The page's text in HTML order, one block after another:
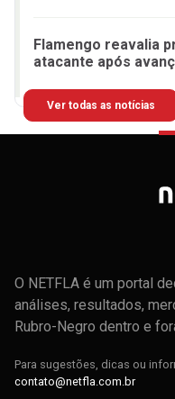
Flamengo reavalia
atacante após
Ver todas as notícias
O NETFLA é um portal
análises, resultados,
Rubro-Negro dentro e
Para sugestões, dicas ou
contato@netfla.com.br